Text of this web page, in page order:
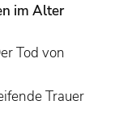
im Alter
Tod von
Trauer